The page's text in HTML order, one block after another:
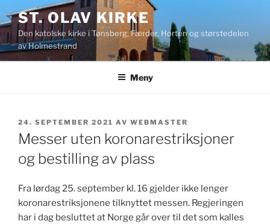
til
innhold
ST. OLAV KIRKE
Den katolske kirke i Tønsberg, Færder, Horten og størstedelen
av Holmestrand
Meny
PUBLISERT
24. SEPTEMBER 2021 AV WEBMASTER
Messer uten koronarestriksjoner
og bestilling av plass
Fra lørdag 25. september kl. 16 gjelder ikke lenger
koronarestriksjonene tilknyttet messen. Regjeringen
har i dag besluttet at Norge går over til det som kalles